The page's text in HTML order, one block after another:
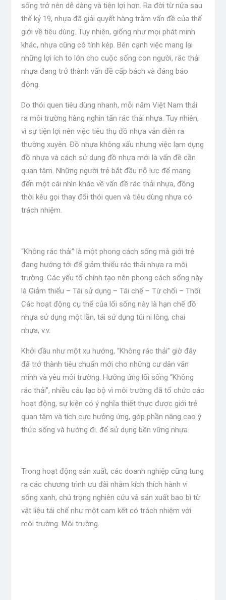
sống trở nên dễ dàng và tiện lợi hơn. Ra đời từ nửa sau
thế kỷ 19, nhựa đã giải quyết hàng trăm vấn đề của thế
giới về tiêu dùng. Tuy nhiên, giống như mọi phát minh
khác, nhựa cũng có tính kép. Bên cạnh việc mang lại
những lợi ích to lớn cho cuộc sống con người, rác thải
nhựa đang trở thành vấn đề cấp bách và đáng báo
động.
Do thói quen tiêu dùng nhanh, mỗi năm Việt Nam thải
ra môi trường hàng nghìn tấn rác thải nhựa. Tuy nhiên,
vì sự tiện lợi nên việc tiêu thụ đồ nhựa vẫn diễn ra
thường xuyên. Đồ nhựa không xấu nhưng việc lạm dụng
đồ nhựa và cách sử dụng đồ nhựa mới là vấn đề cần
quan tâm. Những người trẻ bắt đầu nỗ lực để mang
đến một cái nhìn khác về vấn đề rác thải nhựa, đồng
thời kêu gọi thay đổi thói quen và tiêu dùng nhựa có
trách nhiệm.
“Không rác thải” là một phong cách sống mà giới trẻ
đang hướng tới để giảm thiểu rác thải nhựa ra môi
trường. Các yếu tố chính tạo nên phong cách sống này
là Giảm thiểu – Tái sử dụng – Tái chế – Từ chối – Thối.
Các hoạt động cụ thể của lối sống này là hạn chế đồ
nhựa sử dụng một lần, tái sử dụng túi ni lông, chai
nhựa, v.v.
Khởi đầu như một xu hướng, “Không rác thải” giờ đây
đã trở thành tiêu chuẩn mới cho những cư dân văn
minh và yêu môi trường. Hưởng ứng lối sống “Không
rác thải”, nhiều câu lạc bộ vì môi trường đã tổ chức các
hoạt động, sự kiện có ý nghĩa thiết thực được giới trẻ
quan tâm và tích cực hưởng ứng, góp phần nâng cao ý
thức sống và hướng đi. để sử dụng bền vững nhựa.
Trong hoạt động sản xuất, các doanh nghiệp cũng tung
ra các chương trình ưu đãi nhằm kích thích hành vi
sống xanh, chú trọng nghiên cứu và sản xuất bao bì từ
vật liệu tái chế như một cam kết có trách nhiệm với
môi trường. Môi trường.